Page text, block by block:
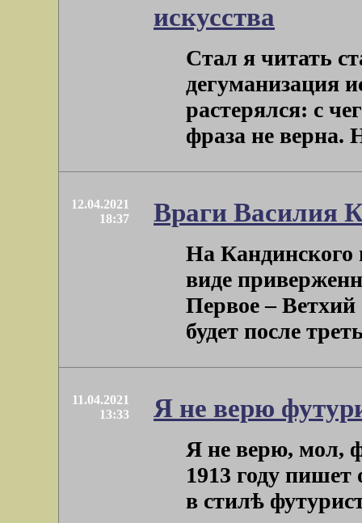
искусства
Стал я читать
дегуманизация
растерялся: с
фраза не верна.
12.04.2021
18:37
Враги Василия
На Кандинского
виде
Первое – Ветхий
будет после
11.04.2021
13:33
Я не верю
Я не верю, мол,
1913 году
в стилѣ